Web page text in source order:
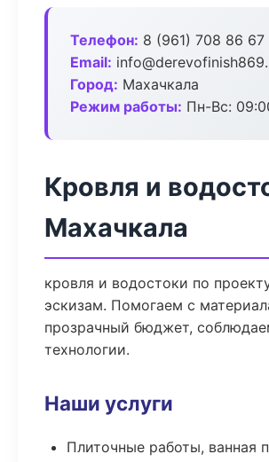
Телефон: 8 (961) 708 86 67
Email:
Город: Махачкала
Режим работы: Пн-Вс:
Кровля и
Махачкала
кровля и водостоки по
эскизам. Помогаем с
прозрачный бюджет,
технологии.
Наши услуги
Плиточные работы, ванная